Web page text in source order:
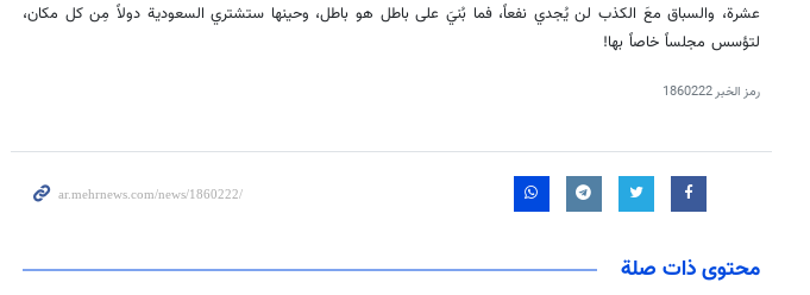
عشرة، والسباق معَ الكذب لن يُجدي نفعاً، فما بُنيَ على باطل هو باطل، وحينها ستشتري السعودية دولاً مِن كل مكان،
لتؤسس مجلساً خاصاً بها!
رمز الخبر1860222
محتوى ذات صلة